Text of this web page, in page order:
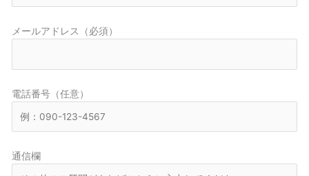
メールアドレス（必須）
電話番号（任意）
通信欄